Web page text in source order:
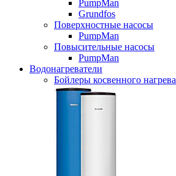
PumpMan
Grundfos
Поверхностные насосы
PumpMan
Повысительные насосы
PumpMan
Водонагреватели
Бойлеры косвенного нагрева